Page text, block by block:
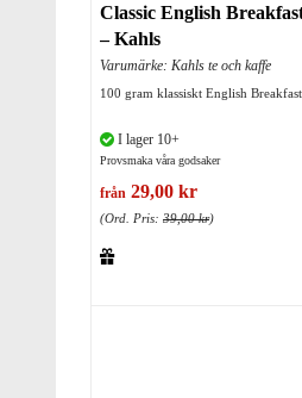
Classic English
– Kahls
Varumärke: Kahls te och kaffe
100 gram klassiskt English
I lager 10+
Provsmaka våra godsaker
från 29,00 kr
(Ord. Pris: 39,00 kr)